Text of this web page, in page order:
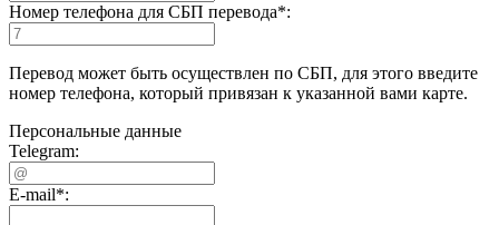
Номер телефона для СБП перевода*:
Перевод может быть осуществлен по СБП, для этого введите
номер телефона, который привязан к указанной вами карте.
Персональные данные
Telegram:
E-mail*: